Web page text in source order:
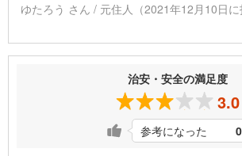
ゆたろう さん / 元住人（2021年12月10日に
治安・安全の満足度
3.0
参考になった 0